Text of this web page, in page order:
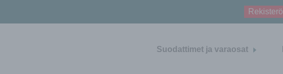
Suodattimet ja varaosat